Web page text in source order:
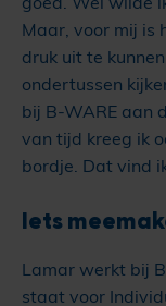
Maar, voor mij is
druk uit te
ondertussen
bij B-WARE aan
van tijd kreeg ik
bordje. Dat vind
Iets
Lamar werkt bij
staat voor